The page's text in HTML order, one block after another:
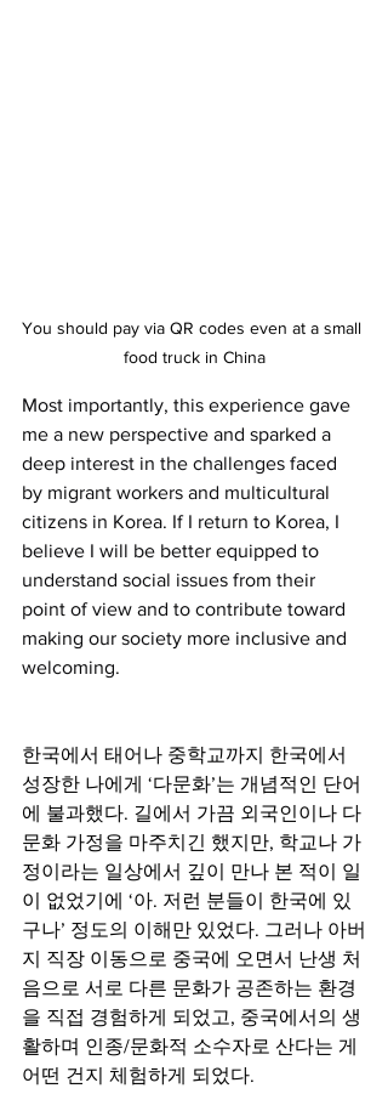
You should pay via QR codes even at a small
food truck in China
Most importantly, this experience gave
me a new perspective and sparked a
deep interest in the challenges faced
by migrant workers and multicultural
citizens in Korea. If I return to Korea, I
believe I will be better equipped to
understand social issues from their
point of view and to contribute toward
making our society more inclusive and
welcoming.
한국에서 태어나 중학교까지 한국에서
성장한 나에게 ‘다문화’는 개념적인 단어
에 불과했다. 길에서 가끔 외국인이나 다
문화 가정을 마주치긴 했지만, 학교나 가
정이라는 일상에서 깊이 만나 본 적이 일
이 없었기에 ‘아. 저런 분들이 한국에 있
구나’ 정도의 이해만 있었다. 그러나 아버
지 직장 이동으로 중국에 오면서 난생 처
음으로 서로 다른 문화가 공존하는 환경
을 직접 경험하게 되었고, 중국에서의 생
활하며 인종/문화적 소수자로 산다는 게
어떤 건지 체험하게 되었다.